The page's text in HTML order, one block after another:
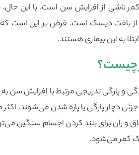
ناشی از افزایش سن است. با این
چیست؟
و پارگی تدریجی مرتبط با افزایش
دچار پارگی یا پاره شدن می‌شوند.
ران برای بلند کردن اجسام سنگین
کمر می‌شود.